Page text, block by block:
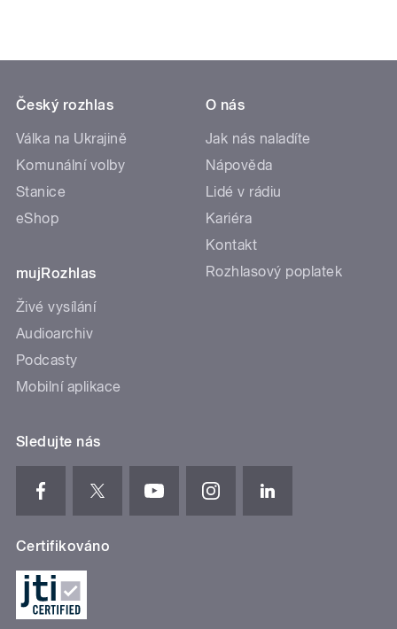
Český rozhlas
Válka na Ukrajině
Komunální volby
Stanice
eShop
mujRozhlas
Živé vysílání
Audioarchiv
Podcasty
Mobilní aplikace
O nás
Jak nás naladíte
Nápověda
Lidé v rádiu
Kariéra
Kontakt
Rozhlasový poplatek
Sledujte nás
Certifikováno